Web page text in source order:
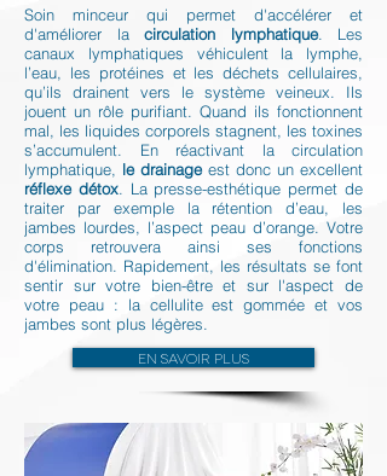
Soin minceur qui permet d'accélérer et
d'améliorer la circulation lymphatique. Les
canaux lymphatiques véhiculent la lymphe,
l’eau, les protéines et les déchets cellulaires,
qu’ils drainent vers le système veineux. Ils
jouent un rôle purifiant. Quand ils fonctionnent
mal, les liquides corporels stagnent, les toxines
s’accumulent. En réactivant la circulation
lymphatique, le drainageest donc un excellent
réflexe détox. La presse-esthétique permet de
traiter par exemple la rétention d’eau, les
jambes lourdes, l’aspect peau d’orange. Votre
corps retrouvera ainsi ses fonctions
d'élimination. Rapidement, les résultats se font
sentir sur votre bien-être et sur l'aspect de
votre peau : la cellulite est gommée et vos
jambes sont plus légères.
En savoir plus